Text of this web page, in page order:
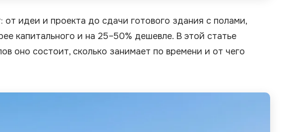
от идеи и проекта до сдачи готового здания с полами,
капитального и на 25–50% дешевле. В этой статье
оно состоит, сколько занимает по времени и от чего